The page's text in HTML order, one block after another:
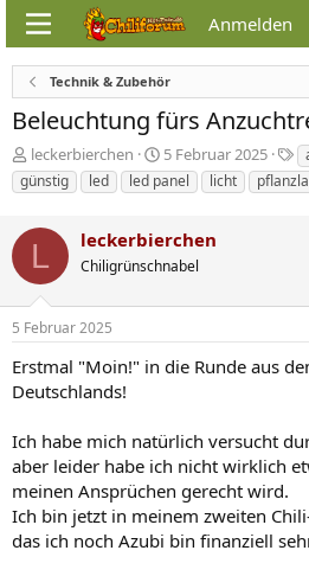
Anmelden
Technik & Zubehör
Beleuchtung fürs
E
r
s
l
e
r
leckerbierchen
E
r
s
e
l
t
m
5 Februar 2025
S
c
h
o
t
e
günstig
led led panel licht
L leckerbierchen
Chiligrünschnabel
5 Februar 2025
Erstmal "Moin!" in die Runde aus
Deutschlands!
Ich habe mich natürlich versucht
aber leider habe ich nicht wirklich
meinen Ansprüchen gerecht wird.
Ich bin jetzt in meinem zweiten
das ich noch Azubi bin finanziell